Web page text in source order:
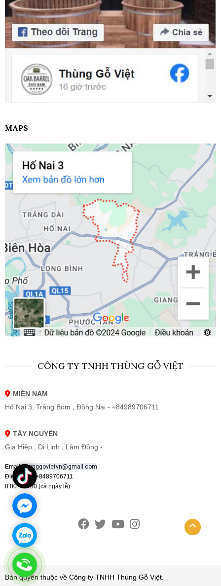
MAPS
CÔNG TY TNHH THÙNG GỖ VIỆT
MIỀN NAM
Hố Nai 3, Trảng Bom , Đồng Nai - +84989706711
TÂY NGUYÊN
Gia Hiệp , Di Linh , Lâm Đồng -
Email: thunggovietvn@gmail.com
Điện thoại :+8489706711
8:00 - 19:00 (cả ngày lễ)
Bản quyền thuộc về Công ty TNHH Thùng Gỗ Việt.